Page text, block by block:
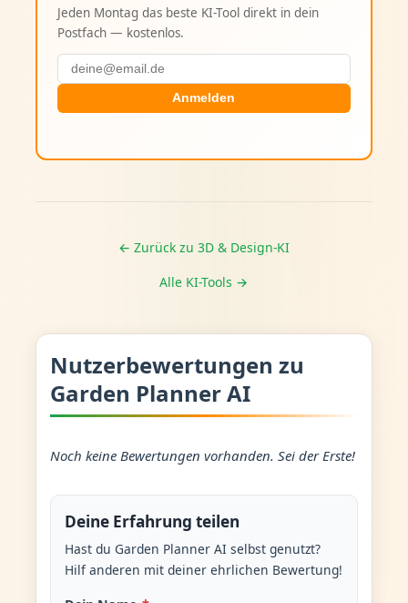
Jeden Montag das beste KI-Tool direkt in dein
Postfach — kostenlos.
Anmelden
← Zurück zu 3D & Design-KI
Alle KI-Tools →
Nutzerbewertungen zu
Garden Planner AI
Noch keine Bewertungen vorhanden. Sei der Erste!
Deine Erfahrung teilen
Hast du Garden Planner AI selbst genutzt?
Hilf anderen mit deiner ehrlichen Bewertung!